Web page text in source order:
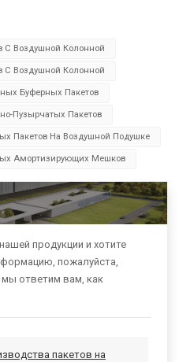
С Воздушной Колонной
С Воздушной Колонной
Буферных Пакетов
Пузырчатых Пакетов
Пакетов На Воздушной Подушке
Амортизирующих Мешков
продукции и хотите
пожалуйста,
мы ответим вам, как
пакетов на